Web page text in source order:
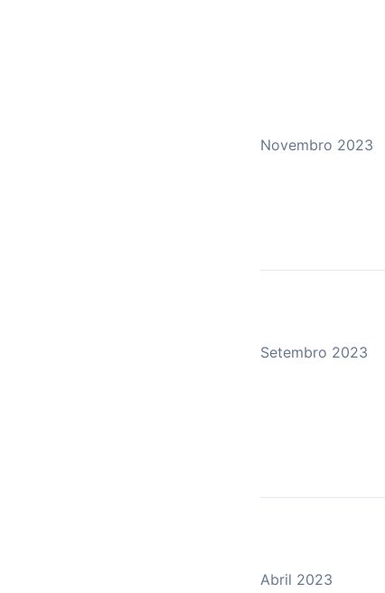
Novembro 2023
Setembro 2023
Abril 2023